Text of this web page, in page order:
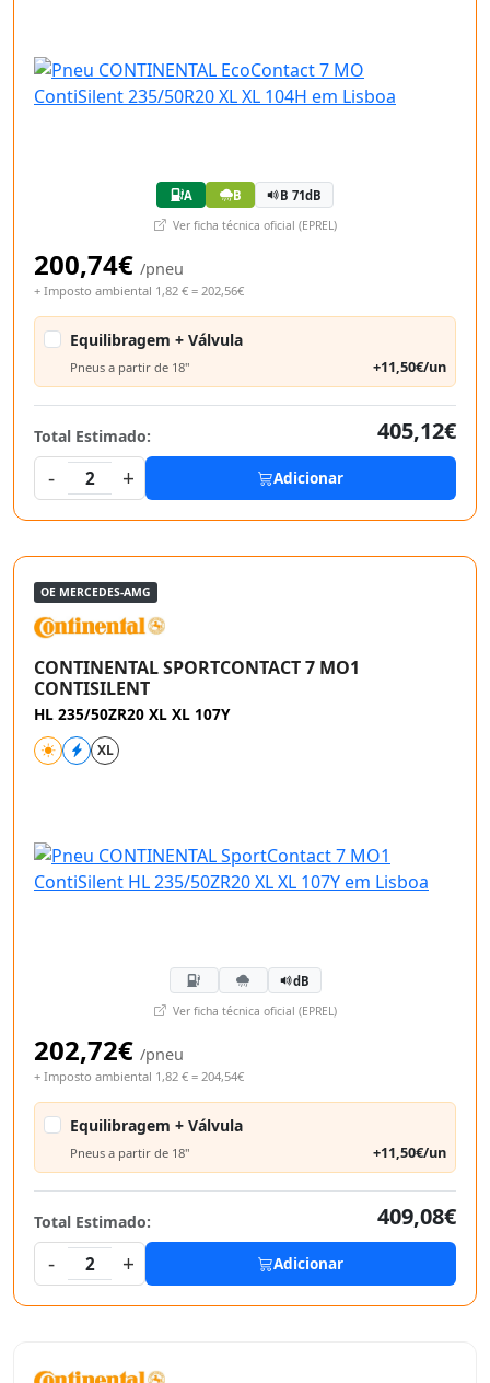
A B B 71dB
Ver ficha técnica oficial (EPREL)
200,74€ /pneu
+ Imposto ambiental 1,82 € = 202,56€
Equilibragem + Válvula
Pneus a partir de 18" +11,50€/un
Total Estimado:
405,12€
-
2 + Adicionar
OE MERCEDES-AMG
CONTINENTAL SPORTCONTACT 7 MO1
CONTISILENT
HL 235/50ZR20 XL XL 107Y
XL
dB
Ver ficha técnica oficial (EPREL)
202,72€ /pneu
+ Imposto ambiental 1,82 € = 204,54€
Equilibragem + Válvula
Pneus a partir de 18" +11,50€/un
Total Estimado:
409,08€
-
2 + Adicionar